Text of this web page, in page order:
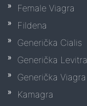
Female Viagra
Fildena
Generička Cialis
Generička Levitra
Generička Viagra
Kamagra